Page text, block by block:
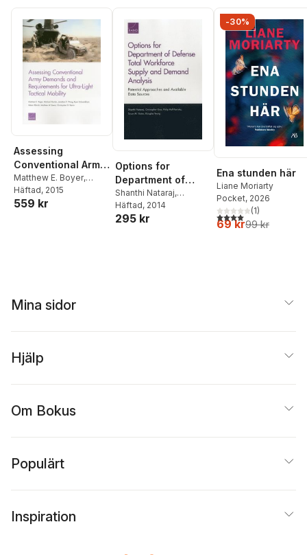
Assessing
Conventional Army
Demands and
Requirements for
Ultra-Light Tactical
Matthew E. Boyer,
Michael Shurkin
Jonathan P. Wong
Häftad, 2015
559 kr
Options for
Department of
Defense Total
Workforce Supply
and Demand
Shanthi Nataraj,
Christopher Guo
Hall-Partyka
Häftad, 2014
295 kr
-30%
Ena stunden här
Liane Moriarty
Pocket, 2026
4,0utav 5 stjärnor.
(1)
69 kr99 kr
Mina sidor
Hjälp
Om Bokus
Populärt
Inspiration